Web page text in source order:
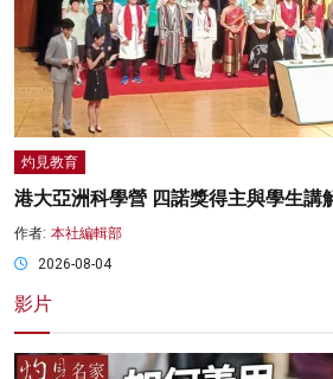
灼見教育
港大亞洲科學營 四諾獎得主與學生講
作者: 本社編輯部
2026-08-04
影片